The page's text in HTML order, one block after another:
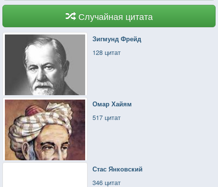
Случайная цитата
Зигмунд Фрейд
128 цитат
Омар Хайям
517 цитат
Стас Янковский
346 цитат